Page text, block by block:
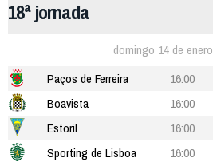
18ª jornada
domingo 14 de
Paços de Ferreira
16:00
Boavista
16:00
Estoril
16:00
Sporting de Lisboa
16:00